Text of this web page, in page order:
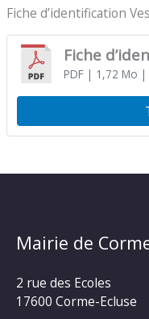
Fiche d’identification
Fiche
PDF| 1,72 Mo |
Mairie de
2 rue des Ecoles
17600 Corme-Ecluse